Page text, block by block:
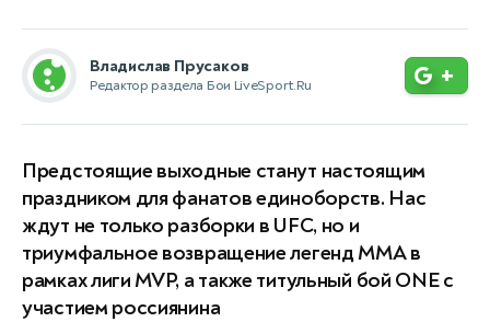
Владислав Прусаков
Редактор раздела Бои LiveSport.Ru +
Предстоящие выходные станут настоящим
праздником для фанатов единоборств. Нас
ждут не только разборки в UFC, но и
триумфальное возвращение легенд ММА в
рамках лиги MVP, а также титульный бой ONE с
участием россиянина